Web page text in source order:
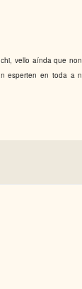
vello aínda que
esperten en toda a